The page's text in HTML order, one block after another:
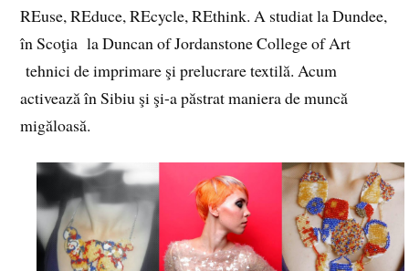
REuse, REduce, REcycle, REthink. A studiat la Dundee,
în Scoţia la Duncan of Jordanstone College of Art
tehnici de imprimare şi prelucrare textilă. Acum
activează în Sibiu şi şi-a păstrat maniera de muncă
migăloasă.